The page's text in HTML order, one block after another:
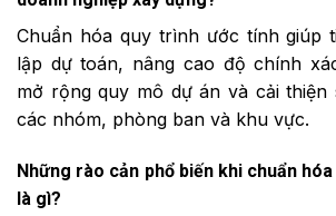
Chuẩn hóa quy trình ước tính giúp
lập dự toán, nâng cao độ chính
mở rộng quy mô dự án và cải thiện
các nhóm, phòng ban và khu vực.
Những rào cản phổ biến khi chuẩn
là gì?